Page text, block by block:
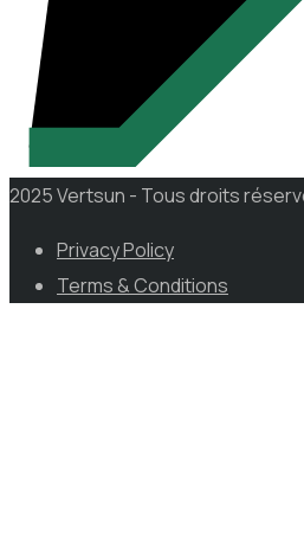
2025 Vertsun - Tous droits
Privacy Policy
Terms & Conditions